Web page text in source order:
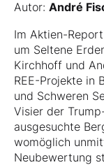
Autor: André
Im Aktien-
um Seltene
Kirchhoff und
REE-Projekte in
und Schweren
Visier der
ausgesuchte
womöglich
Neubewertung